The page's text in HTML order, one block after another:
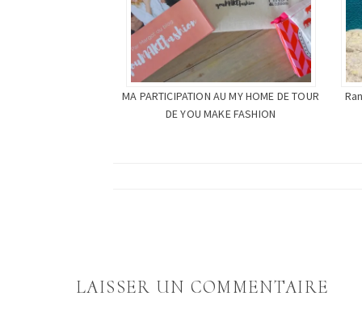
MA PARTICIPATION AU MY HOME DE TOUR
DE YOU MAKE FASHION
LAISSER UN COMMENTAIRE